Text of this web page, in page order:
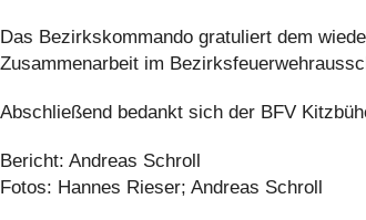
Das Bezirkskommando gratuliert dem
Zusammenarbeit im
Abschließend bedankt sich der BFV
Bericht: Andreas Schroll
Fotos: Hannes Rieser; Andreas Schroll